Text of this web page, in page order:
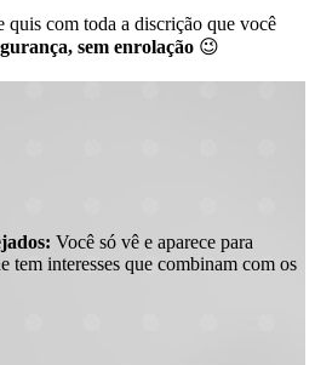
com toda a discrição que você
sem enrolação 😉
Você só vê e aparece para
tem interesses que combinam com os